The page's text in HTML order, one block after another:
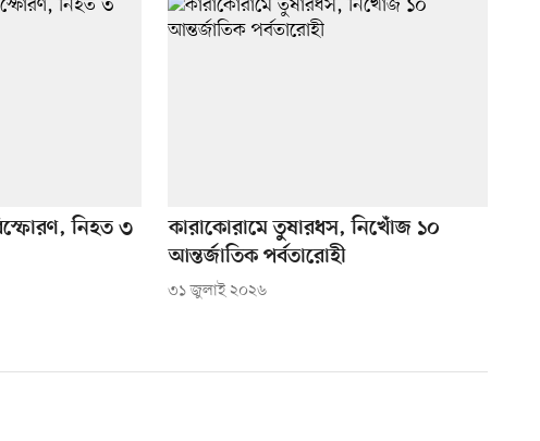
নিহত ৩
কারাকোরামে তুষারধস, নিখোঁজ ১০
আন্তর্জাতিক পর্বতারোহী
৩১ জুলাই ২০২৬